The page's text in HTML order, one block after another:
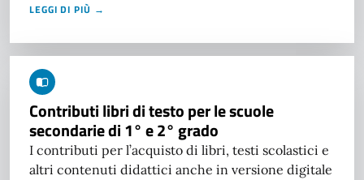
LEGGI DI PIÙ →
Contributi libri di testo per le scuole
secondarie di 1° e 2° grado
I contributi per l’acquisto di libri, testi scolastici e
altri contenuti didattici anche in versione digitale